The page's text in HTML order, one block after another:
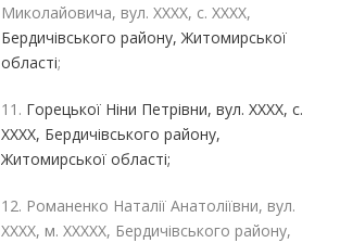
Миколайовича, вул. ХХХХ, с. ХХХХ,
Бердичівського району, Житомирської
області;
11. Горецької Ніни Петрівни, вул. ХХХХ, с.
ХХХХ, Бердичівського району,
Житомирської області;
12. Романенко Наталії Анатоліївни, вул.
ХХХХ, м. ХХХХХ, Бердичівського району,